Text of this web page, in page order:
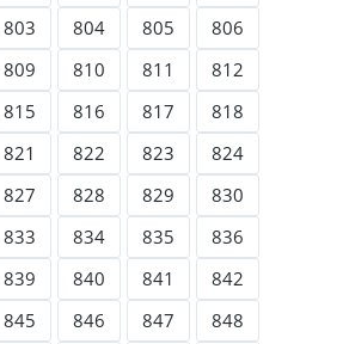
803 804 805
806
809 810 811
812
815 816 817
818
821 822 823
824
827 828 829
830
833 834 835
836
839 840 841
842
845 846 847
848